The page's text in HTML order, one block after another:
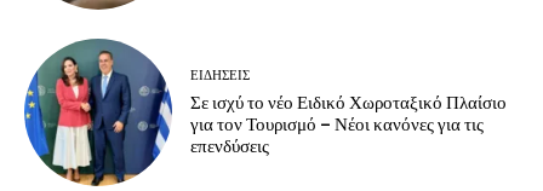
ΕΙΔΗΣΕΙΣ
Σε ισχύ το νέο Ειδικό Χωροταξικό Πλαίσιο
για τον Τουρισμό – Νέοι κανόνες για τις
επενδύσεις